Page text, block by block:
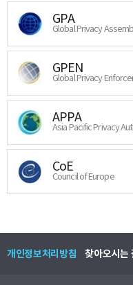
GPA
Global Privacy
GPEN
Global Privacy
APPA
Asia Pacific Privacy
CoE
Council of Europe
개인정보처리방침 찾아오시는